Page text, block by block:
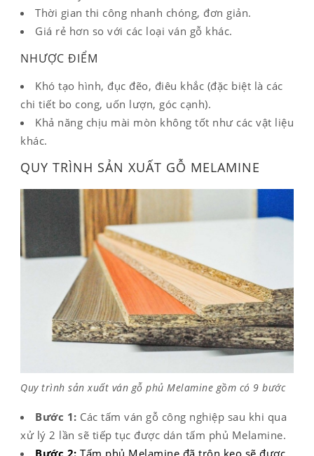
Thời gian thi công nhanh chóng, đơn giản.
Giá rẻ hơn so với các loại ván gỗ khác.
NHƯỢC ĐIỂM
Khó tạo hình, đục đẽo, điêu khắc (đặc biệt là các
chi tiết bo cong, uốn lượn, góc cạnh).
Khả năng chịu mài mòn không tốt như các vật liệu
khác.
QUY TRÌNH SẢN XUẤT GỖ MELAMINE
Quy trình sản xuất ván gỗ phủ Melamine gồm có 9 bước
Bước 1: Các tấm ván gỗ công nghiệp sau khi qua
xử lý 2 lần sẽ tiếp tục được dán tấm phủ Melamine.